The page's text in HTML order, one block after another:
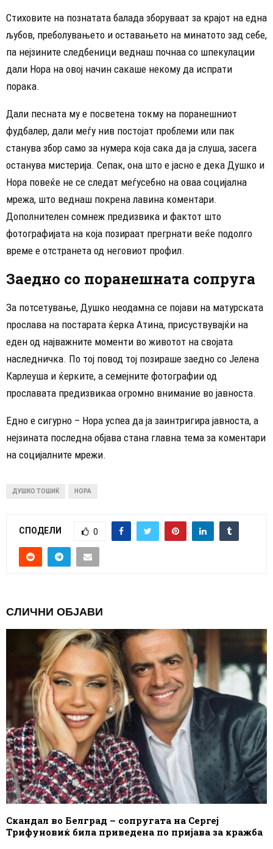
Стиховите на познатата балада зборуваат за крајот на една
љубов, преболувањето и оставањето на минатото зад себе,
па нејзините следбеници веднаш почнаа со шпекулации
дали Нора на овој начин сакаше некому да испрати
порака.
Дали песната му е посветена токму на поранешниот
фудбалер, дали меѓу нив постојат проблеми или пак
станува збор само за нумера која сака да ја слуша, засега
останува мистерија. Сепак, она што е јасно е дека Душко и
Нора повеќе не се следат меѓусебно на оваа социјална
мрежа, што веднаш покрена лавина коментари.
Дополнителен сомнеж предизвика и фактот што
фотографијата на која позираат прегрнати веќе подолго
време е отстранета од неговиот профил.
Заедно со поранешната сопруга
За потсетување, Душко неодамна се појави на матурската
прослава на постарата ќерка Атина, присуствувајќи на
еден од најважните моменти во животот на својата
наследничка. По тој повод тој позираше заедно со Јелена
Карлеуша и ќерките, а семејните фотографии од
прославата предизвикаа огромно внимание во јавноста.
Едно е сигурно – Нора успеа да ја заинтригира јавноста, а
нејзината последна објава стана главна тема за коментари
на социјалните мрежи.
ДУШКО ТОШИЌ НОРА
СПОДЕЛИ 0
СЛИЧНИ ОБЈАВИ
Скандал во Белград – сопругата на Сергеј
Трифуновиќ била приведена по пријава за кражба